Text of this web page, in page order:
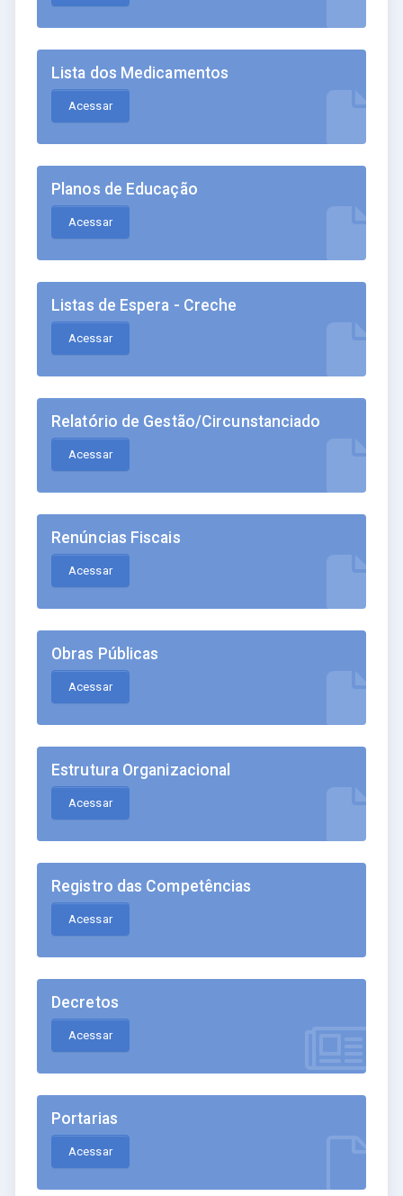
Lista dos Medicamentos
Acessar
Planos de Educação
Acessar
Listas de Espera - Creche
Acessar
Relatório de Gestão/Circunstanciado
Acessar
Renúncias Fiscais
Acessar
Obras Públicas
Acessar
Estrutura Organizacional
Acessar
Registro das Competências
Acessar
Decretos
Acessar
Portarias
Acessar